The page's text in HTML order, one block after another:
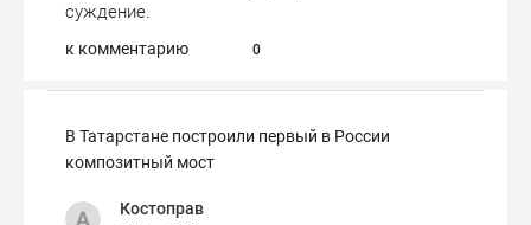
суждение.
к комментарию 0
В Татарстане построили первый в России
композитный мост
Костоправ